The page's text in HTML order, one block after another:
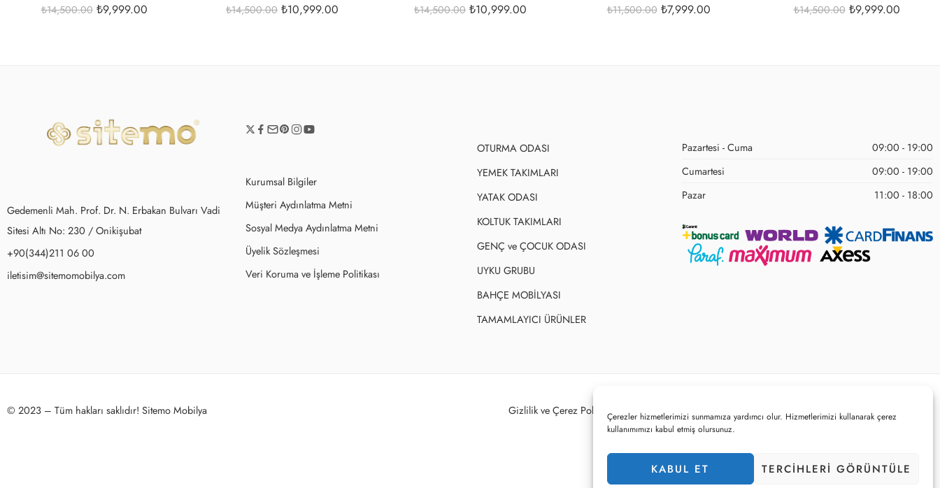
Çerezler hizmetlerimizi sunmamıza yardımcı olur. Hizmetlerimizi kullanarak çerez
kullanımımızı kabul etmiş olursunuz.
KABUL ET TERCIHLERI ​​GÖRÜNTÜLE
₺14,500.00 ₺9,999.00 ₺14,500.00 ₺10,999.00 ₺14,500.00 ₺10,999.00 ₺11,500.00 ₺7,999.00 ₺14,500.00 ₺9,999.00
Gedemenli Mah. Prof. Dr. N. Erbakan Bulvarı Vadi
Sitesi Altı No: 230 / Onikişubat
+90(344)211 06 00
iletisim@sitemomobilya.com
Kurumsal Bilgiler
Müşteri Aydınlatma Metni
Sosyal Medya Aydınlatma Metni
Üyelik Sözleşmesi
Veri Koruma ve İşleme Politikası
OTURMA ODASI
YEMEK TAKIMLARI
YATAK ODASI
KOLTUK TAKIMLARI
GENÇ ve ÇOCUK ODASI
UYKU GRUBU
BAHÇE MOBİLYASI
TAMAMLAYICI ÜRÜNLER
Pazartesi - Cuma
09:00 - 19:00
Cumartesi
09:00 - 19:00
Pazar
11:00 - 18:00
© 2023 – Tüm hakları saklıdır! Sitemo Mobilya Gizlilik ve Çerez Politikası KVKK Belge ve Politikalarımız Satış Noktaları Kurumsal Bilgiler